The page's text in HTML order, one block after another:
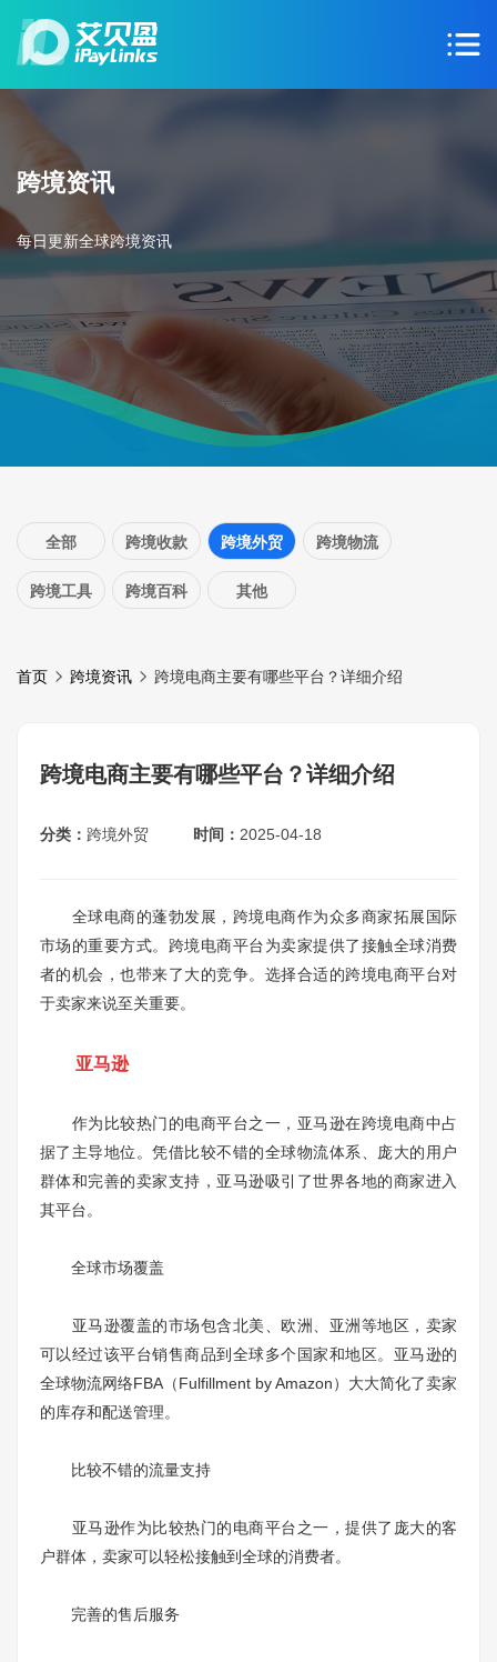
跨境资讯
每日更新全球跨境资讯
全部 跨境收款 跨境外贸 跨境物流
跨境工具 跨境百科 其他
首页 跨境资讯 跨境电商主要有哪些平台？详细介绍
跨境电商主要有哪些平台？详细介绍
分类： 跨境外贸 时间： 2025-04-18
全球电商的蓬勃发展，跨境电商作为众多商家拓展国际
市场的重要方式。跨境电商平台为卖家提供了接触全球消费
者的机会，也带来了大的竞争。选择合适的跨境电商平台对
于卖家来说至关重要。
亚马逊
作为比较热门的电商平台之一，亚马逊在跨境电商中占
据了主导地位。凭借比较不错的全球物流体系、庞大的用户
群体和完善的卖家支持，亚马逊吸引了世界各地的商家进入
其平台。
全球市场覆盖
亚马逊覆盖的市场包含北美、欧洲、亚洲等地区，卖家
可以经过该平台销售商品到全球多个国家和地区。亚马逊的
全球物流网络FBA（Fulfillment by Amazon）大大简化了卖家
的库存和配送管理。
比较不错的流量支持
亚马逊作为比较热门的电商平台之一，提供了庞大的客
户群体，卖家可以轻松接触到全球的消费者。
完善的售后服务